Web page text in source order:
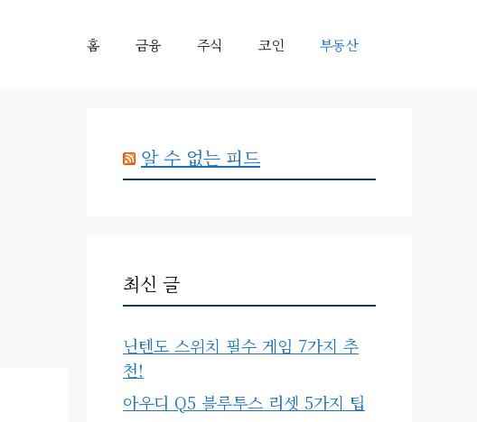
홈 금융 주식 코인 부동산
알 수 없는 피드
최신 글
닌텐도 스위치 필수 게임 7가지 추
천!
아우디 Q5 블루투스 리셋 5가지 팁